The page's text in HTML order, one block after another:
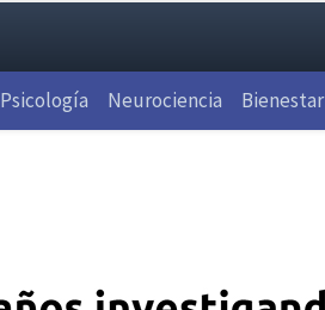
Psicología Neurociencia Bienestar